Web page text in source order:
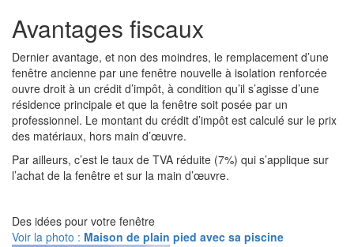
Avantages fiscaux
Dernier avantage, et non des moindres, le remplacement d’une
fenêtre ancienne par une fenêtre nouvelle à isolation renforcée
ouvre droit à un crédit d’impôt, à condition qu’il s’agisse d’une
résidence principale et que la fenêtre soit posée par un
professionnel. Le montant du crédit d’impôt est calculé sur le prix
des matériaux, hors main d’œuvre.
Par ailleurs, c’est le taux de TVA réduite (7%) qui s’applique sur
l’achat de la fenêtre et sur la main d’œuvre.
Des idées pour votre fenêtre
Voir la photo : Maison de plain pied avec sa piscine